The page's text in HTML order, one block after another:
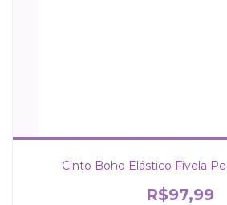
Cinto Boho Elástico Fivela
R$97,99